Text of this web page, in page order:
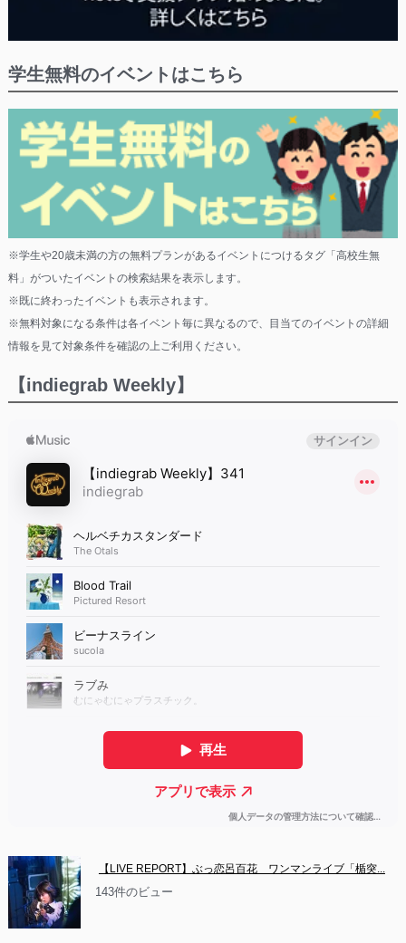
学生無料のイベントはこちら
※学生や20歳未満の方の無料プランがあるイベントにつけるタグ「高校生無
料」がついたイベントの検索結果を表示します。
※既に終わったイベントも表示されます。
※無料対象になる条件は各イベント毎に異なるので、目当てのイベントの詳細
情報を見て対象条件を確認の上ご利用ください。
【indiegrab Weekly】
【LIVE REPORT】ぶっ恋呂百花　ワンマンライブ「楯突...
143件のビュー